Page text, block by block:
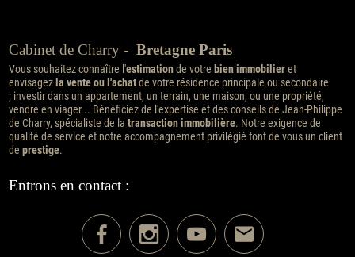
Cabinet de Charry - Bretagne Paris
Vous souhaitez connaître l'estimationde votre bien immobilieret
envisagezla vente ou l'achatde votre résidence principale ou secondaire
; investir dans un appartement, un terrain, une maison, ou une propriété,
vendre en viager... Bénéficiez de l'expertise et des conseils de Jean-Philippe
de Charry, spécialiste de la transaction immobilière. Notre exigence de
qualité de service et notre accompagnement privilégié font de vous un client
de prestige.
Entrons en contact :